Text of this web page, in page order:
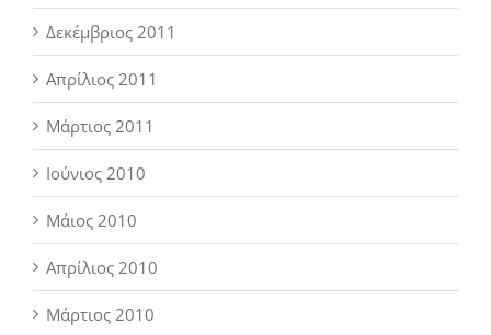
Δεκέμβριος 2011
Απρίλιος 2011
Μάρτιος 2011
Ιούνιος 2010
Μάιος 2010
Απρίλιος 2010
Μάρτιος 2010